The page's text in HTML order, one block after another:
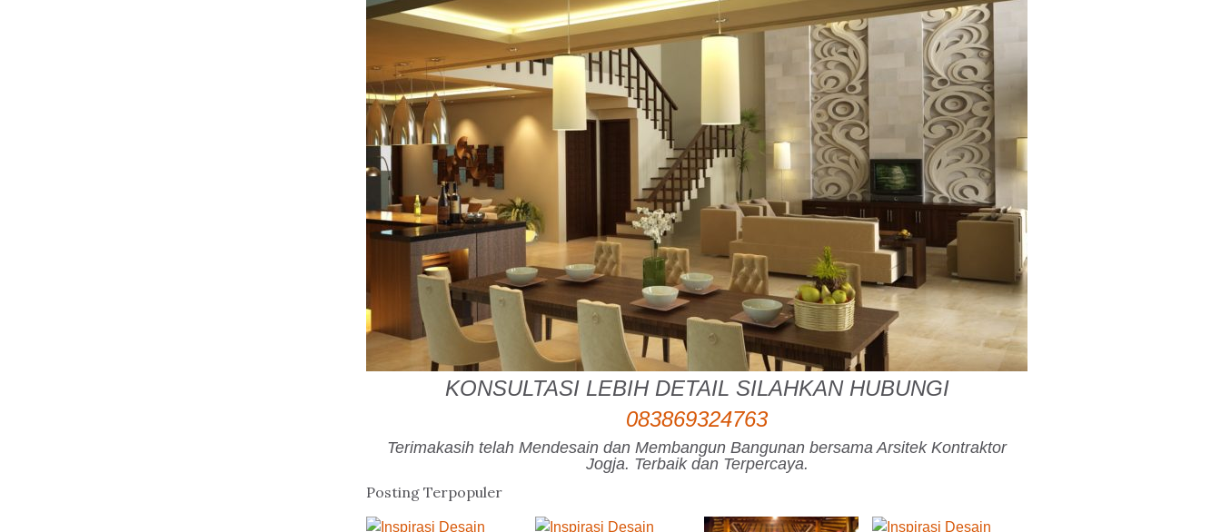
KONSULTASI LEBIH DETAIL SILAHKAN HUBUNGI
083869324763
Terimakasih telah Mendesain dan Membangun Bangunan bersama Arsitek Kontraktor
Jogja. Terbaik dan Terpercaya.
Posting Terpopuler